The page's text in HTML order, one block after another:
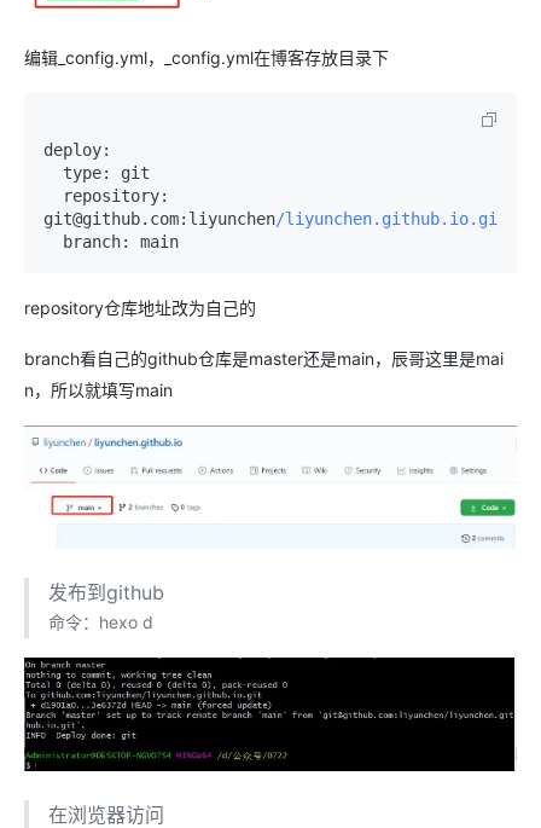
编辑_config.yml，_config.yml在博客存放目录下
deploy:
type:
git
repository:
git@github.com:liyunchen/liyunchen.github.io.git
branch:
repository仓库地址改为自己的
branch看自己的github仓库是master还是main，辰哥这里是mai
n，所以就填写main
发布到github
命令：hexo d
在浏览器访问